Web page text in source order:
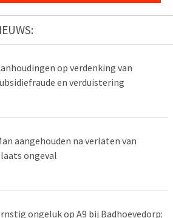
op verdenking van
en verduistering
aangehouden na verlaten van
ongeval
ongeluk op A9 bij Badhoevedorp: